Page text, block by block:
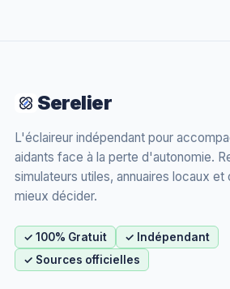
Serelier
L'éclaireur indépendant pour
aidants face à la perte d'autonomie.
simulateurs utiles, annuaires locaux
mieux décider.
✓ 100% Gratuit
✓ Indépendant
✓ Sources officielles